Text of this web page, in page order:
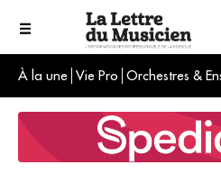
À la une Vie Pro Orchestres &
L'info du
Le numéro